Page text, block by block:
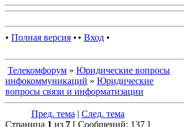
• Полная версия • • Вход •
Телекомфорум » Юридические вопросы
инфокоммуникаций » Юридические
вопросы связи и информатизации
Пред. тема | След. тема
Страница 1 из 7 [ Сообщений: 137 ]